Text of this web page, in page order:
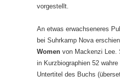
vorgestellt.
An etwas erwachseneres
bei Suhrkamp Nova
Women von Mackenzi Lee.
in Kurzbiographien 52
Untertitel des Buchs